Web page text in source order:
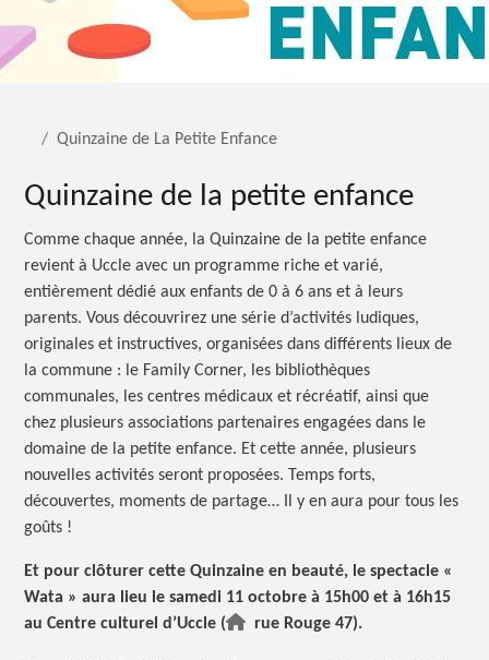
Quinzaine de La Petite Enfance
Quinzaine de la petite enfance
Comme chaque année, la Quinzaine de la petite enfance
revient à Uccle avec un programme riche et varié,
entièrement dédié aux enfants de 0 à 6 ans et à leurs
parents. Vous découvrirez une série d’activités ludiques,
originales et instructives, organisées dans différents lieux de
la commune : le Family Corner, les bibliothèques
communales, les centres médicaux et récréatif, ainsi que
chez plusieurs associations partenaires engagées dans le
domaine de la petite enfance. Et cette année, plusieurs
nouvelles activités seront proposées. Temps forts,
découvertes, moments de partage… Il y en aura pour tous les
goûts !
Et pour clôturer cette Quinzaine en beauté, le spectacle «
Wata » aura lieu le samedi 11 octobre à 15h00 et à 16h15
au Centre culturel d’Uccle (
rue Rouge 47).